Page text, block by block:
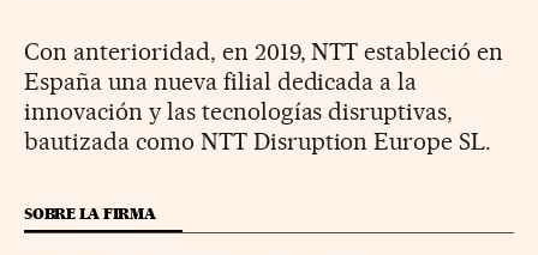
Con anterioridad, en 2019, NTT estableció en
España una nueva filial dedicada a la
innovación y las tecnologías disruptivas,
bautizada como NTT Disruption Europe SL.
SOBRE LA FIRMA